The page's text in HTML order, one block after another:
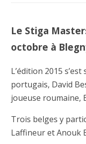
Le Stiga
octobre à
L’édition 2015
portugais, David
joueuse roumaine,
Trois belges y
Laffineur et Anouk